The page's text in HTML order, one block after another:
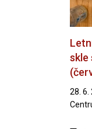
skle
28. 6.